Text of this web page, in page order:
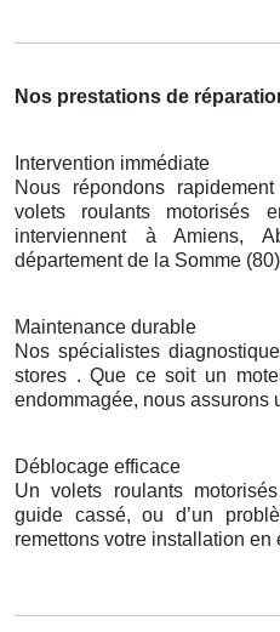
Nos prestations de
Intervention immédiate
Nous répondons
volets roulants motorisés
interviennent à Amiens,
département de la Somme
Maintenance durable
Nos spécialistes
stores . Que ce soit un
endommagée, nous assurons
Déblocage efficace
Un volets roulants
guide cassé, ou d’un
remettons votre installation en